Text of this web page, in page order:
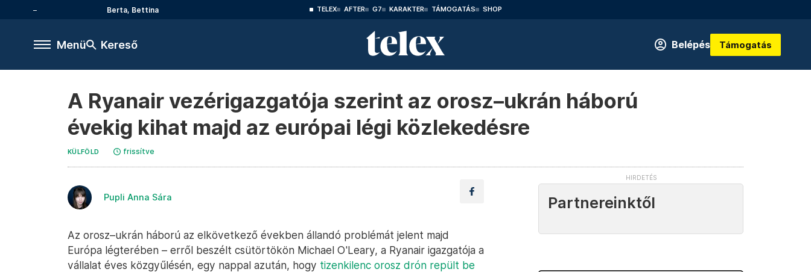
Berta, Bettina TELEX AFTER G7 KARAKTER TÁMOGATÁS SHOP
Menü Kereső Belépés Támogatás
A Ryanair vezérigazgatója szerint az orosz–ukrán háború
évekig kihat majd az európai légi közlekedésre
KÜLFÖLD frissítve
Pupli Anna Sára
Az orosz–ukrán háború az elkövetkező években állandó problémát jelent majd
Európa légterében – erről beszélt csütörtökön Michael O'Leary, a Ryanair igazgatója a
vállalat éves közgyűlésén, egy nappal azután, hogy tizenkilenc orosz drón repült be
Partnereinktől